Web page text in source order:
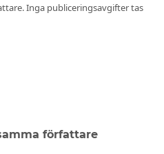
Inga publiceringsavgifter tas
författare